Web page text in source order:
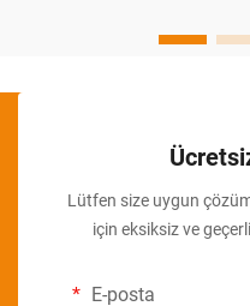
Lütfen size uygun
için eksiksiz ve
E-posta